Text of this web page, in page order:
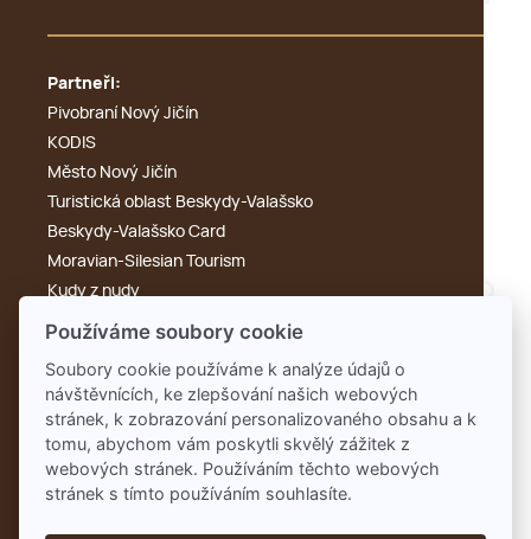
Partneři:
Pivobraní Nový Jičín
KODIS
Město Nový Jičín
Turistická oblast Beskydy-Valašsko
Beskydy-Valašsko Card
Moravian-Silesian Tourism
Kudy z nudy
Výletník
KdyKde.cz
Tonak
Rengl
Používáme soubory cookie
Soubory cookie používáme k analýze údajů o
návštěvnících, ke zlepšování našich webových
stránek, k zobrazování personalizovaného obsahu a k
tomu, abychom vám poskytli skvělý zážitek z
webových stránek. Používáním těchto webových
stránek s tímto používáním souhlasíte.